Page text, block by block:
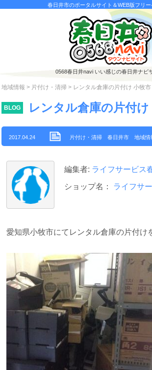
春日井市のポータルサイト＆WEB版フリー
0568春日井naviいい感じの春日井ナビ
地域情報 > 片付け・清掃 > レンタル倉庫の片付け 小牧市
レンタル倉庫の片付け
BLOG
2017.04.24 片付け・清掃 春日井市 地域情
編集者: ライフサービス
ショップ名： ライフサ
愛知県小牧市にてレンタル倉庫の片付け